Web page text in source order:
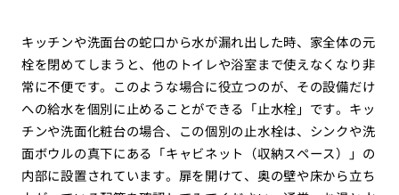
キッチンや洗面台の蛇口から水が漏れ出した時、家全体の元
栓を閉めてしまうと、他のトイレや浴室まで使えなくなり非
常に不便です。このような場合に役立つのが、その設備だけ
への給水を個別に止めることができる「止水栓」です。キッ
チンや洗面化粧台の場合、この個別の止水栓は、シンクや洗
面ボウルの真下にある「キャビネット（収納スペース）」の
内部に設置されています。扉を開けて、奥の壁や床から立ち